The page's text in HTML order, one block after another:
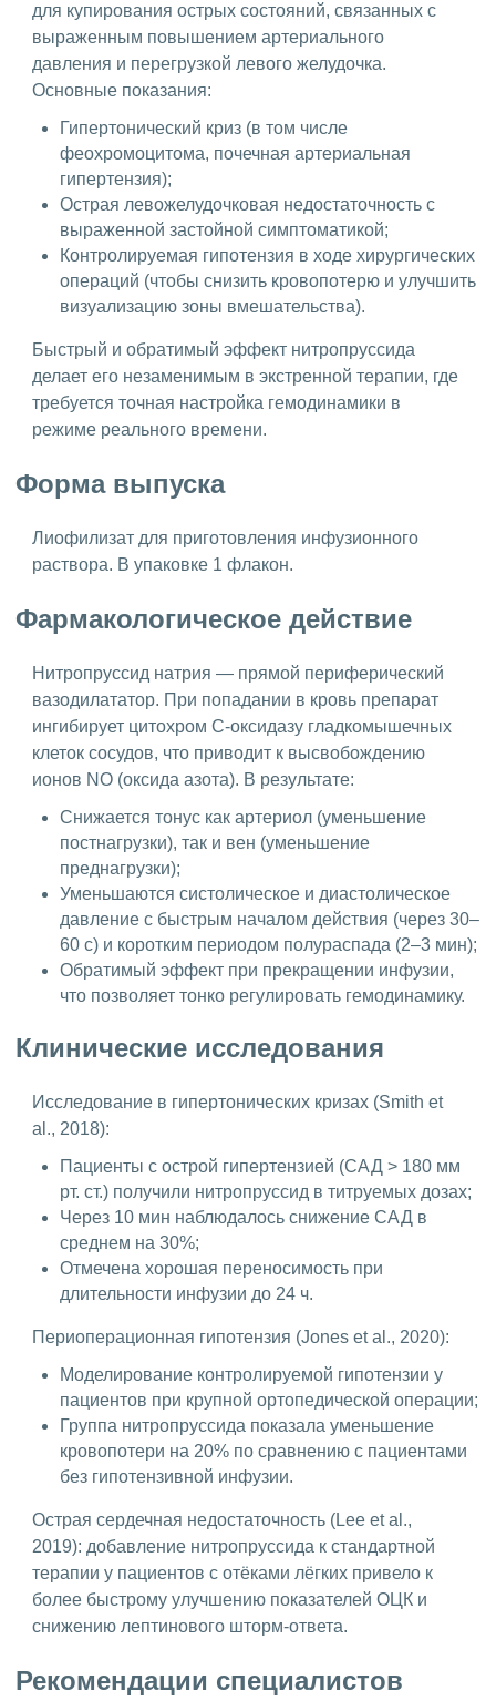
для купирования острых состояний, связанных с
выраженным повышением артериального
давления и перегрузкой левого желудочка.
Основные показания:
Гипертонический криз (в том числе
феохромоцитома, почечная артериальная
гипертензия);
Острая левожелудочковая недостаточность с
выраженной застойной симптоматикой;
Контролируемая гипотензия в ходе хирургических
операций (чтобы снизить кровопотерю и улучшить
визуализацию зоны вмешательства).
Быстрый и обратимый эффект нитропруссида
делает его незаменимым в экстренной терапии, где
требуется точная настройка гемодинамики в
режиме реального времени.
Форма выпуска
Лиофилизат для приготовления инфузионного
раствора. В упаковке 1 флакон.
Фармакологическое действие
Нитропруссид натрия — прямой периферический
вазодилататор. При попадании в кровь препарат
ингибирует цитохром С-оксидазу гладкомышечных
клеток сосудов, что приводит к высвобождению
ионов NO (оксида азота). В результате:
Снижается тонус как артериол (уменьшение
постнагрузки), так и вен (уменьшение
преднагрузки);
Уменьшаются систолическое и диастолическое
давление с быстрым началом действия (через 30–
60 с) и коротким периодом полураспада (2–3 мин);
Обратимый эффект при прекращении инфузии,
что позволяет тонко регулировать гемодинамику.
Клинические исследования
Исследование в гипертонических кризах (Smith et
al., 2018):
Пациенты с острой гипертензией (САД > 180 мм
рт. ст.) получили нитропруссид в титруемых дозах;
Через 10 мин наблюдалось снижение САД в
среднем на 30%;
Отмечена хорошая переносимость при
длительности инфузии до 24 ч.
Периоперационная гипотензия (Jones et al., 2020):
Моделирование контролируемой гипотензии у
пациентов при крупной ортопедической операции;
Группа нитропруссида показала уменьшение
кровопотери на 20% по сравнению с пациентами
без гипотензивной инфузии.
Острая сердечная недостаточность (Lee et al.,
2019): добавление нитропруссида к стандартной
терапии у пациентов с отёками лёгких привело к
более быстрому улучшению показателей ОЦК и
снижению лептинового шторм-ответа.
Рекомендации специалистов